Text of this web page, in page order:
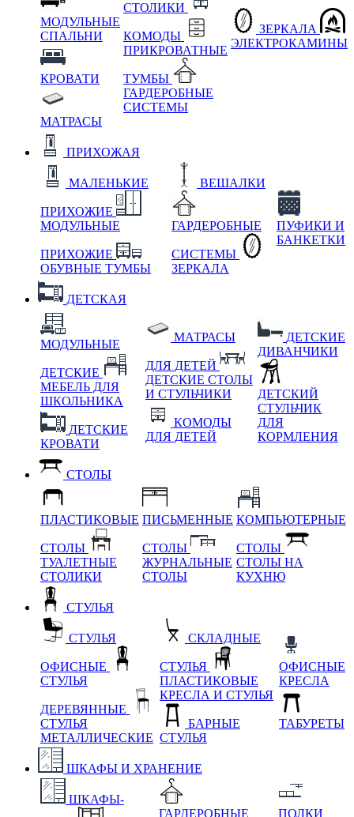
МОДУЛЬНЫЕ
СПАЛЬНИ
КРОВАТИ
МАТРАСЫ
СТОЛИКИ
КОМОДЫ
ПРИКРОВАТНЫЕ
ТУМБЫ
ГАРДЕРОБНЫЕ
СИСТЕМЫ
ЗЕРКАЛА
ЭЛЕКТРОКАМИНЫ
ПРИХОЖАЯ
МАЛЕНЬКИЕ
ПРИХОЖИЕ
МОДУЛЬНЫЕ
ПРИХОЖИЕ
ОБУВНЫЕ ТУМБЫ
ВЕШАЛКИ
ГАРДЕРОБНЫЕ
СИСТЕМЫ
ЗЕРКАЛА
ПУФИКИ И
БАНКЕТКИ
ДЕТСКАЯ
МОДУЛЬНЫЕ
ДЕТСКИЕ
МЕБЕЛЬ ДЛЯ
ШКОЛЬНИКА
ДЕТСКИЕ
КРОВАТИ
МАТРАСЫ
ДЛЯ ДЕТЕЙ
ДЕТСКИЕ СТОЛЫ
И СТУЛЬЧИКИ
КОМОДЫ
ДЛЯ ДЕТЕЙ
ДЕТСКИЕ
ДИВАНЧИКИ
ДЕТСКИЙ
СТУЛЬЧИК
ДЛЯ
КОРМЛЕНИЯ
СТОЛЫ
ПЛАСТИКОВЫЕ
СТОЛЫ
ТУАЛЕТНЫЕ
СТОЛИКИ
ПИСЬМЕННЫЕ
СТОЛЫ
ЖУРНАЛЬНЫЕ
СТОЛЫ
КОМПЬЮТЕРНЫЕ
СТОЛЫ
СТОЛЫ НА
КУХНЮ
СТУЛЬЯ
СТУЛЬЯ
ОФИСНЫЕ
СТУЛЬЯ
ДЕРЕВЯННЫЕ
СТУЛЬЯ
МЕТАЛЛИЧЕСКИЕ
СКЛАДНЫЕ
СТУЛЬЯ
ПЛАСТИКОВЫЕ
КРЕСЛА И СТУЛЬЯ
БАРНЫЕ
СТУЛЬЯ
ОФИСНЫЕ
КРЕСЛА
ТАБУРЕТЫ
ШКАФЫ И ХРАНЕНИЕ
ШКАФЫ-
ГАРДЕРОБНЫЕ
ПОЛКИ